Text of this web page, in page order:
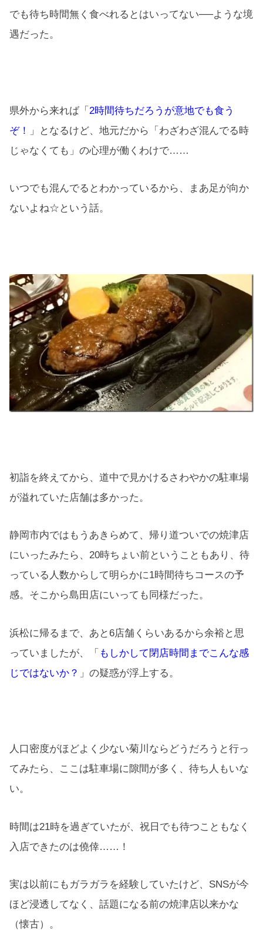
でも待ち時間無く食べれるとはいってない──ような境
遇だった。
県外から来れば「 2時間待ちだろうが意地でも食う
ぞ！
」となるけど、地元だから「わざわざ混んでる時
じゃなくても」の心理が働くわけで……
いつでも混んでるとわかっているから、まあ足が向か
ないよね☆という話。
初詣を終えてから、道中で見かけるさわやかの駐車場
が溢れていた店舗は多かった。
静岡市内ではもうあきらめて、帰り道ついでの焼津店
にいったみたら、20時ちょい前ということもあり、待
っている人数からして明らかに1時間待ちコースの予
感。そこから島田店にいっても同様だった。
浜松に帰るまで、あと6店舗くらいあるから余裕と思
っていましたが、「 もしかして閉店時間までこんな感
じではないか？ 」の疑惑が浮上する。
人口密度がほどよく少ない菊川ならどうだろうと行っ
てみたら、ここは駐車場に隙間が多く、待ち人もいな
い。
時間は21時を過ぎていたが、祝日でも待つこともなく
入店できたのは僥倖……！
実は以前にもガラガラを経験していたけど、SNSが今
ほど浸透してなく、話題になる前の焼津店以来かな
（懐古）。